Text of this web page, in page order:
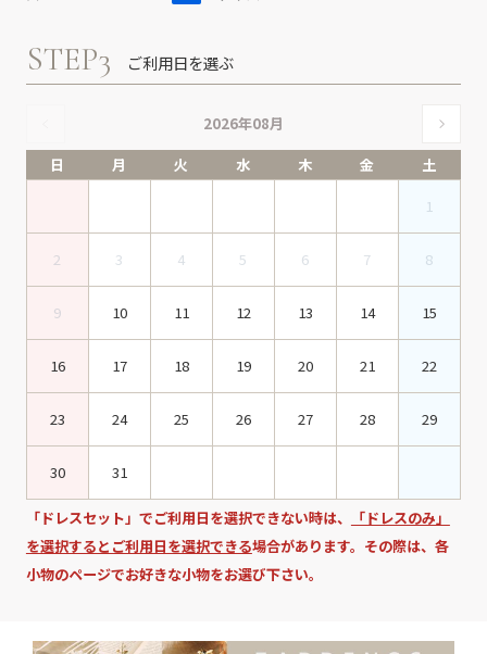
STEP3 ご利用日を選ぶ
2026年08月
日
月 火 水 木 金
土
1
2 3 4 5 6 7 8
9 10 11 12 13 14 15
16 17 18 19 20 21 22
23 24 25 26 27 28 29
30 31
「ドレスセット」でご利用日を選択できない時は、
「ドレスのみ」
を選択するとご利用日を選択できる場合があります。その際は、各
小物のページでお好きな小物をお選び下さい。